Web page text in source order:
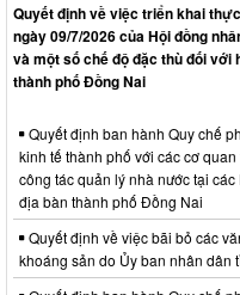
Quyết định về việc triển khai
ngày 09/7/2026 của Hội đồng
và một số chế độ đặc thù đối với
thành phố Đồng Nai
Quyết định ban hành Quy chế
kinh tế thành phố với các cơ
công tác quản lý nhà nước tại
địa bàn thành phố Đồng Nai
Quyết định về việc bãi bỏ các
khoáng sản do Ủy ban nhân dân